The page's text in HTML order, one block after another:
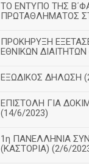
ΤΟ ΕΝΤΥΠΟ ΤΗΣ
ΠΡΩΤΑΘΛΗΜΑΤΟΣ
ΠΡΟΚΗΡΥΞΗ
ΕΘΝΙΚΩΝ ΔΙΑΙΤΗΤΩΝ
ΕΞΩΔΙΚΟΣ ΔΗΛΩΣΗ
ΕΠΙΣΤΟΛΗ ΓΙΑ
(14/6/2023)
1η ΠΑΝΕΛΛΗΝΙΑ
(ΚΑΣΤΟΡΙΑ) (2/6/